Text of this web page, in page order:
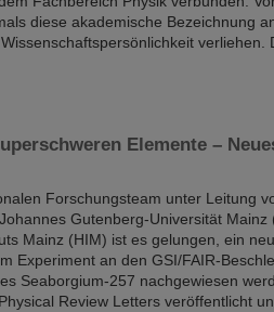
diese akademische Bezeichnung
verliehen.
Elemente –
Forschungsteam unter Leitung
Gutenberg-Universität Mainz
Mainz (HIM) ist es gelungen, ein
Experiment an den GSI/FAIR-
Seaborgium-257 nachgewiesen
Review Letters veröffentlicht